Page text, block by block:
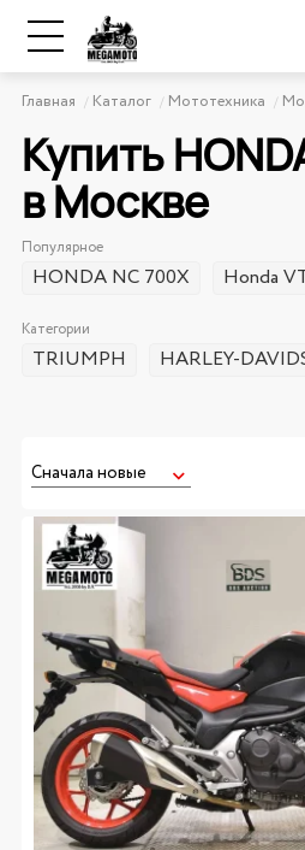
Главная Каталог Мототехника
Купить
в Москве
Популярное
HONDA NC 700X Honda
Категории
TRIUMPH HARLEY-